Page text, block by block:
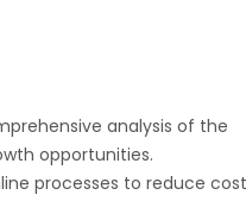
analysis of the
opportunities.
processes to reduce